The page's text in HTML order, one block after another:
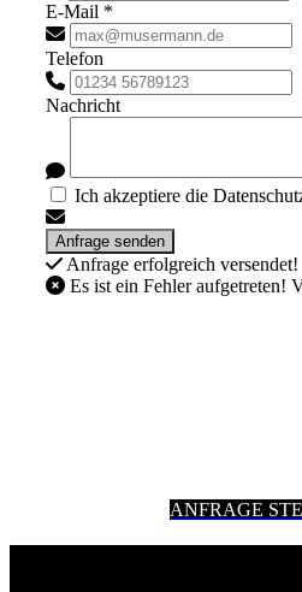
E-Mail *
Telefon
Nachricht
Ich akzeptiere die
Anfrage erfolgreich versendet!
Es ist ein Fehler aufgetreten!
ANFRAGE